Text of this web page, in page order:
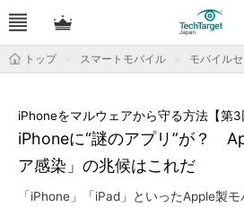
トップ スマートモバイル モバイル
iPhoneに“謎のアプリ”が？
ア感染」の兆候はこれだ
iPhoneをマルウェアから守る方法【第3
「iPhone」「iPad」といったApple製